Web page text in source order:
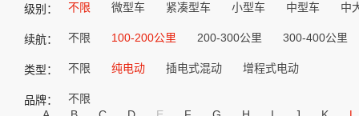
级别： 不限 微型车 紧凑型车 小型车 中型车 中
续航： 不限 100-200公里 200-300公里 300-400公里
类型： 不限 纯电动 插电式混动 增程式电动
品牌：
不限